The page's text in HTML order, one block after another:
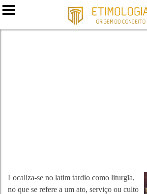
LITURGIA
Localiza-se no latim tardio como liturgĭa,
no que se refere a um ato, serviço ou culto